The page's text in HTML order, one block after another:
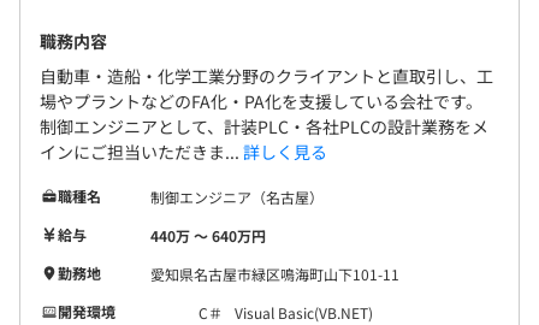
職務内容
自動車・造船・化学工業分野のクライアントと直取引し、工
場やプラントなどのFA化・PA化を支援している会社です。
制御エンジニアとして、計装PLC・各社PLCの設計業務をメ
インにご担当いただきま... 詳しく見る
職種名
制御エンジニア（名古屋）
給与
440万 〜 640万円
勤務地
愛知県名古屋市緑区鳴海町山下101-11
開発環境
C＃
Visual Basic(VB.NET)